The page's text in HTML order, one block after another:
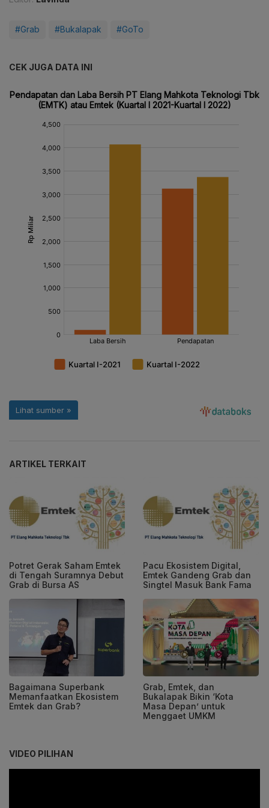
#Grab #Bukalapak #GoTo
CEK JUGA DATA INI
ARTIKEL TERKAIT
Potret Gerak Saham Emtek
di Tengah Suramnya Debut
Grab di Bursa AS
Pacu Ekosistem Digital,
Emtek Gandeng Grab dan
Singtel Masuk Bank Fama
Bagaimana Superbank
Memanfaatkan Ekosistem
Emtek dan Grab?
Grab, Emtek, dan
Bukalapak Bikin ‘Kota
Masa Depan’ untuk
Menggaet UMKM
VIDEO PILIHAN